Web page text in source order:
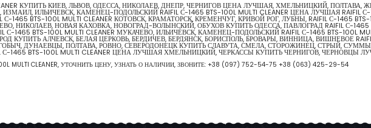
КУПИТЬ КИЕВ, ЛЬВОВ, ОДЕССА, НИКОЛАЕВ, ДНЕПР, ЧЕРНИГОВ ЦЕНА ЛУЧШАЯ, ХМЕЛЬНИЦКИЙ,
ИЛЬИЧЕВСК, КАМЕНЕЦ-ПОДОЛЬСКИЙ RAIFIL С-1465 BTS-100L MULTI CLEANER ЦЕНА ЛУЧШАЯ RAIFIL С-
1465 BTS-100L MULTI CLEANER КОТОВСК, КРАМАТОРСК, КРЕМЕНЧУГ, КРИВОЙ РОГ, ЛУБНЫ, RAIFIL С-1465
НИКОЛАЕВ, НОВАЯ КАХОВКА, НОВОГРАД-ВОЛЫНСКИЙ, ОБУХОВ КУПИТЬ ОДЕССА, ПАВЛОГРАД RAIFIL С-1465
С-1465 BTS-100L MULTI CLEANER МУКАЧЕВО, ИЛЬИЧЁВСК, КАМЕНЕЦ-ПОДОЛЬСКИЙ RAIFIL С-1465 BTS-100L
КУПИТЬ АЛЧЕВСК, БЕЛАЯ ЦЕРКОВЬ, БЕРДИЧЕВ, БЕРДЯНСК, БОРИСПОЛЬ, БРОВАРЫ, ВИННИЦА, ВИШНЕВОЕ
ДУНАЕВЦЫ, ПОЛТАВА, РОВНО, СЕВЕРОДОНЕЦК КУПИТЬ СЛАВУТА, СМЕЛА, СТОРОЖИНЕЦ, СТРЫЙ, СУММЫ,
С-1465 BTS-100L MULTI CLEANER ЦЕНА ЛУЧШАЯ ХМЕЛЬНИЦКИЙ, ЧЕРКАССЫ КУПИТЬ ЧЕРНИГОВ,
MULTI CLEANER, УТОЧНИТЬ ЦЕНУ, УЗНАТЬ О НАЛИЧИИ, ЗВОНИТЕ: +38 (097) 752-54-75 +38 (063) 425-29-54